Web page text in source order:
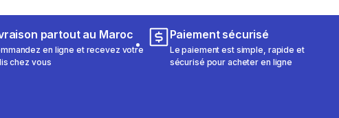
partout au Maroc
en ligne et recevez votre
chez vous
Paiement sécurisé
Le paiement est simple, rapide et
sécurisé pour acheter en ligne